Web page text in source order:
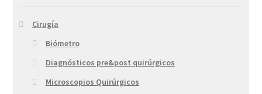
Cirugía
Biómetro
Diagnósticos pre&post quirúrgicos
Microscopios Quirúrgicos